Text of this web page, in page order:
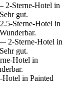
2-Sterne-Hotel in
gut.
Sterne-Hotel in
2-Sterne-Hotel in
gut.
Hotel in
in Painted